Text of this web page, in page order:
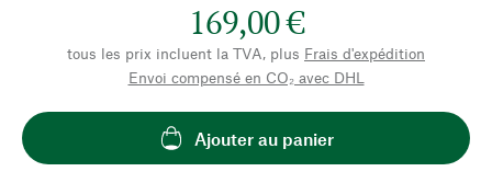
169,00 €
tous les prix incluent la TVA, plus Frais d'expédition
Envoi compensé en CO₂ avec DHL
Ajouter au panier